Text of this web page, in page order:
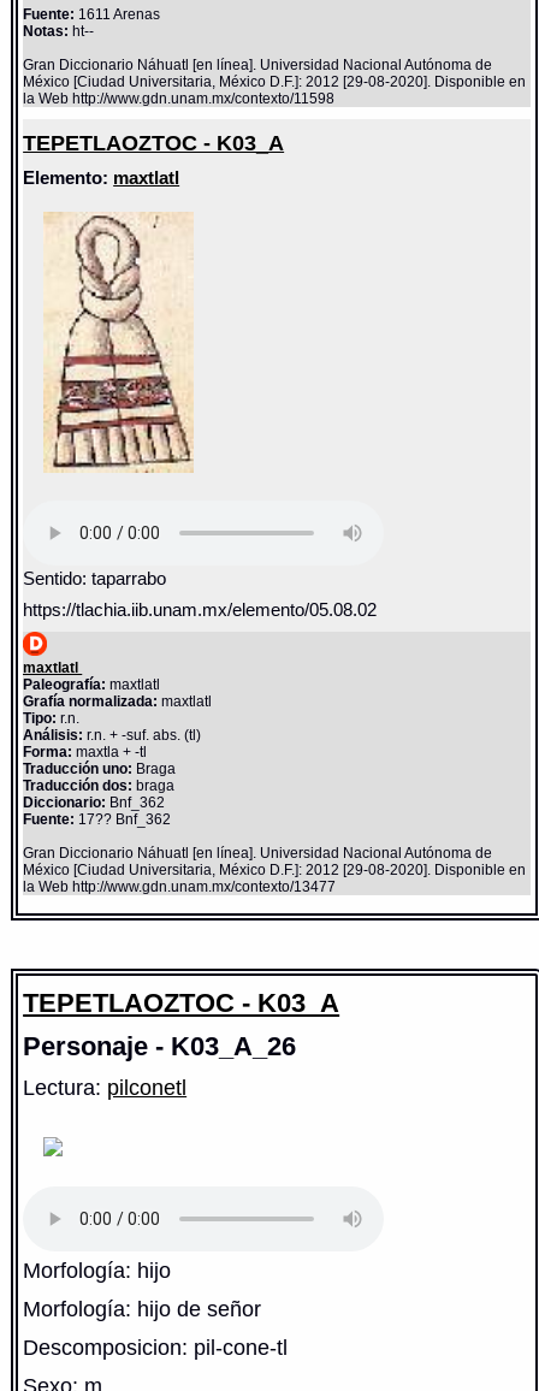
Fuente: 1611 Arenas
Notas: ht--
Gran Diccionario Náhuatl [en línea]. Universidad Nacional Autónoma de
México [Ciudad Universitaria, México D.F.]: 2012 [29-08-2020]. Disponible en
la Web http://www.gdn.unam.mx/contexto/11598
TEPETLAOZTOC - K03_A
Elemento: maxtlatl
Sentido: taparrabo
https://tlachia.iib.unam.mx/elemento/05.08.02
maxtlatl
Paleografía: maxtlatl
Grafía normalizada: maxtlatl
Tipo: r.n.
Análisis: r.n. + -suf. abs. (tl)
Forma: maxtla + -tl
Traducción uno: Braga
Traducción dos: braga
Diccionario: Bnf_362
Fuente: 17?? Bnf_362
Gran Diccionario Náhuatl [en línea]. Universidad Nacional Autónoma de
México [Ciudad Universitaria, México D.F.]: 2012 [29-08-2020]. Disponible en
la Web http://www.gdn.unam.mx/contexto/13477
TEPETLAOZTOC - K03_A
Personaje - K03_A_26
Lectura: pilconetl
Morfología: hijo
Morfología: hijo de señor
Descomposicion: pil-cone-tl
Sexo: m